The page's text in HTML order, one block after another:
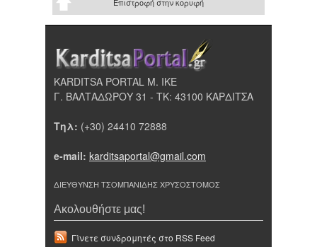
KARDITSA PORTAL Μ. ΙΚΕ
Γ. ΒΑΛΤΑΔΩΡΟΥ 31 - ΤΚ: 43100 ΚΑΡΔΙΤΣΑ
Τηλ: (+30) 24410 72888
e-mail: karditsaportal@gmail.com
ΔΙΕΥΘΥΝΣΗ ΤΣΟΜΠΑΝΙΔΗΣ ΧΡΥΣΟΣΤΟΜΟΣ
Ακολουθήστε μας!
Γίνετε συνδρομητές στο RSS Feed